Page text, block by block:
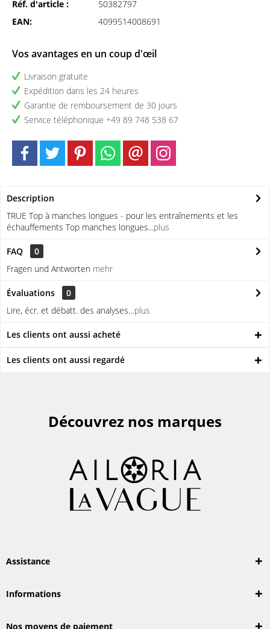
Réf. d'article :
50382797
EAN:
4099514008691
Vos avantages en un coup d'œil
Livraison gratuite
Expédition dans les 24 heures
Garantie de remboursement de 30 jours
Service téléphonique +49 89 748 538 67
Description
TRUE Top à manches longues - pour les entraînements et les
échauffements Top manches longues...plus
FAQ
0
Fragen und Antworten mehr
Évaluations
0
Lire, écr. et débatt. des analyses…plus
Les clients ont aussi acheté
Les clients ont aussi regardé
Découvrez nos marques
Assistance
Informations
Nos moyens de paiement